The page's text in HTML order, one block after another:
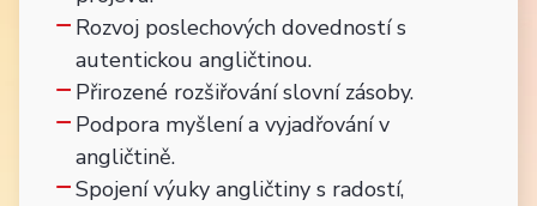
Rozvoj poslechových dovedností s
autentickou angličtinou.
Přirozené rozšiřování slovní zásoby.
Podpora myšlení a vyjadřování v
angličtině.
Spojení výuky angličtiny s radostí,